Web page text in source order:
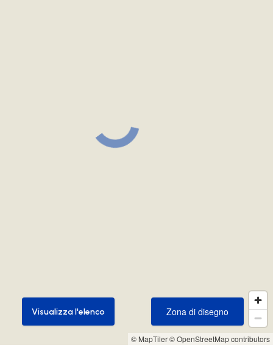
© MapTiler© OpenStreetMap contributors
Zona di disegno
Zona di disegno
Visualizza l'elenco
Visualizza l'elenco